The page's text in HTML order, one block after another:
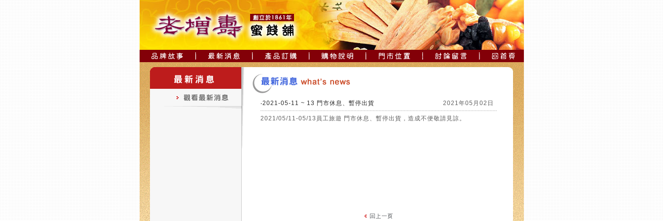
‧2021-05-11 ~ 13 門市休息、暫停出貨 2021年05月02日
2021/05/11-05/13員工旅遊 門市休息、暫停出貨，造成不便敬請見諒。